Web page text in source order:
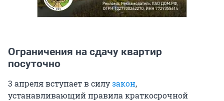
Ограничения на сдачу квартир
посуточно
3 апреля вступает в силузакон,
устанавливающий правила краткосрочной